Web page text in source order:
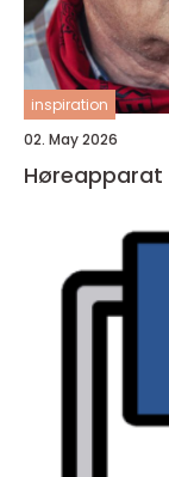
inspiration
02. May 2026